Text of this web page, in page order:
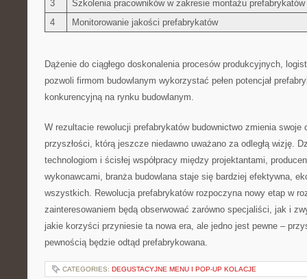
3
Szkolenia pracowników ‍w ‌zakresie montażu prefabrykatów
4
Monitorowanie jakości ​prefabrykatów
Dążenie do ciągłego doskonalenia procesów produkcyjnych,
pozwoli firmom ⁣budowlanym wykorzystać pełen​ potencjał
konkurencyjną na rynku budowlanym.
W rezultacie rewolucji prefabrykatów budownictwo zmienia swoje
przyszłości, którą jeszcze niedawno uważano za odległą wizję.‍
technologiom i ścisłej współpracy między projektantami,⁣
wykonawcami, branża budowlana staje się bardziej efektywna,
wszystkich. Rewolucja prefabrykatów rozpoczyna nowy etap w
zainteresowaniem będą obserwować zarówno ⁤specjaliści, jak​ i
⁣jakie korzyści przyniesie ta nowa era, ale jedno jest pewne –
pewnością​ będzie odtąd prefabrykowana.
CATEGORIES: DEGUSTACYJNE MENU I POP-UP KOLACJE